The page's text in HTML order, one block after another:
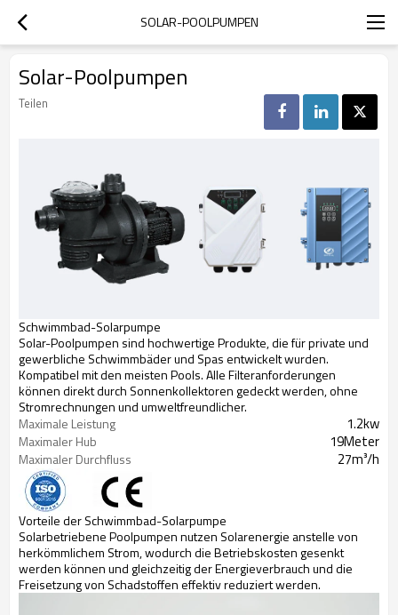
SOLAR-POOLPUMPEN
Solar-Poolpumpen
Teilen
Schwimmbad-Solarpumpe
Solar-Poolpumpen sind hochwertige Produkte, die für private und
gewerbliche Schwimmbäder und Spas entwickelt wurden.
Kompatibel mit den meisten Pools. Alle Filteranforderungen
können direkt durch Sonnenkollektoren gedeckt werden, ohne
Stromrechnungen und umweltfreundlicher.
Maximale Leistung
1.2kw
Maximaler Hub 19Meter
Maximaler Durchfluss 27m³/h
Vorteile der Schwimmbad-Solarpumpe
Solarbetriebene Poolpumpen nutzen Solarenergie anstelle von
herkömmlichem Strom, wodurch die Betriebskosten gesenkt
werden können und gleichzeitig der Energieverbrauch und die
Freisetzung von Schadstoffen effektiv reduziert werden.